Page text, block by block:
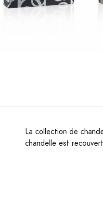
La collection de
chandelle est